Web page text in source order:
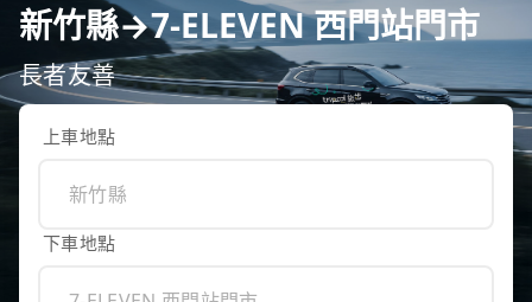
新竹縣→7-ELEVEN 西門站門市
長者友善
上車地點
下車地點